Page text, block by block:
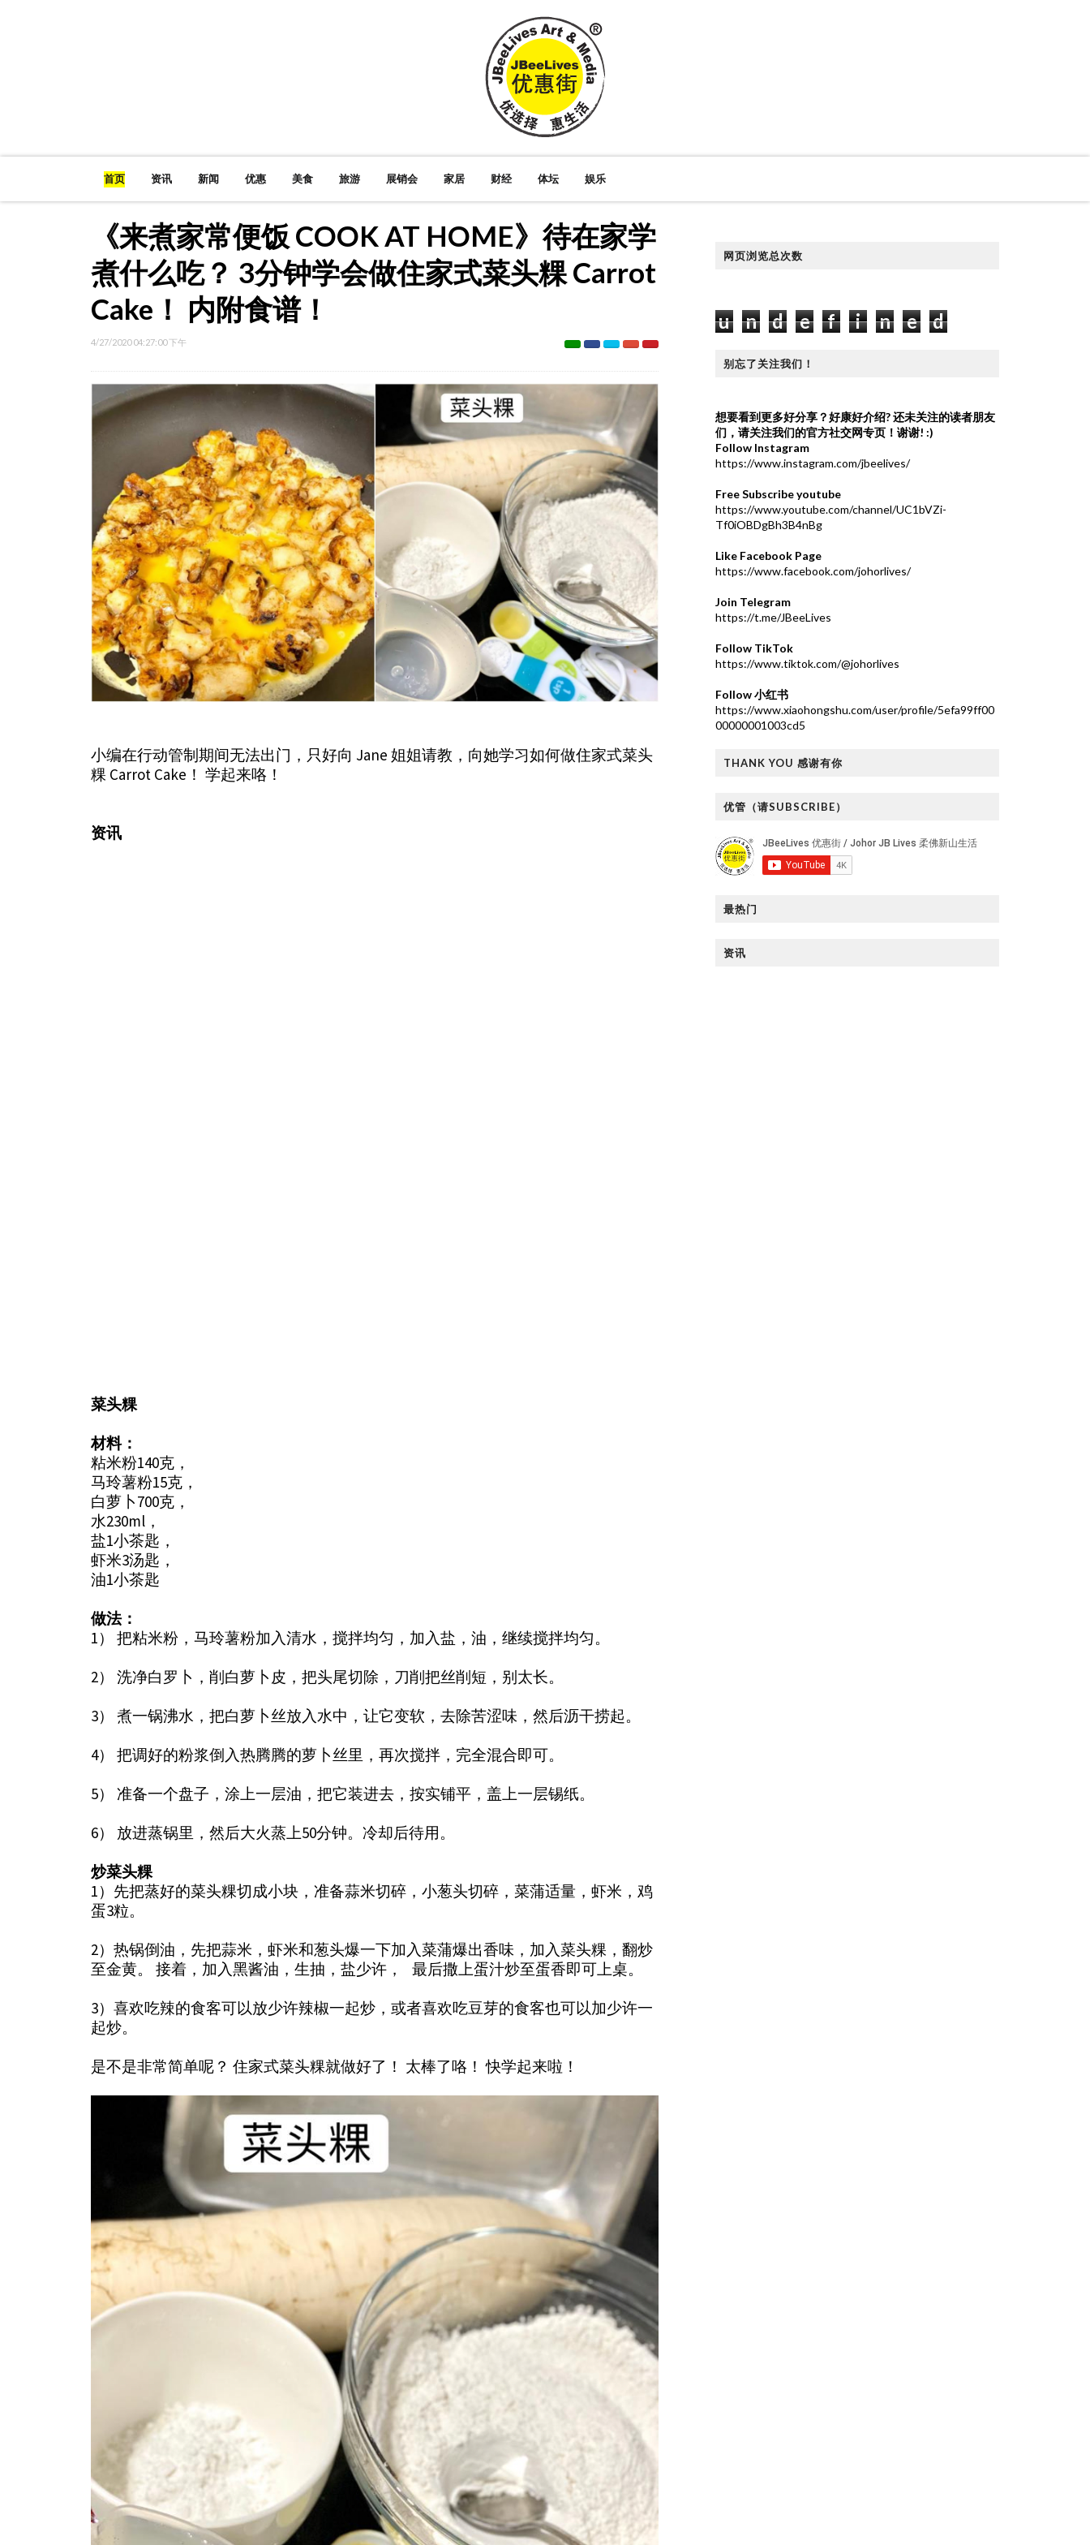
首页 资讯 新闻 优惠 美食 旅游 展销会 家居 财经 体坛 娱乐
《来煮家常便饭 COOK AT HOME》待在家学
煮什么吃？ 3分钟学会做住家式菜头粿 Carrot
Cake！ 内附食谱！
4/27/2020 04:27:00 下午
小编在行动管制期间无法出门，只好向 Jane 姐姐请教，向她学习如何做住家式菜头
粿 Carrot Cake！ 学起来咯！
资讯
菜头粿
材料：
粘米粉140克，
马玲薯粉15克，
白萝卜700克，
水230ml，
盐1小茶匙，
虾米3汤匙，
油1小茶匙
做法：
1） 把粘米粉，马玲薯粉加入清水，搅拌均匀，加入盐，油，继续搅拌均匀。
2） 洗净白罗卜，削白萝卜皮，把头尾切除，刀削把丝削短，别太长。
3） 煮一锅沸水，把白萝卜丝放入水中，让它变软，去除苦涩味，然后沥干捞起。
4） 把调好的粉浆倒入热腾腾的萝卜丝里，再次搅拌，完全混合即可。
5） 准备一个盘子，涂上一层油，把它装进去，按实铺平，盖上一层锡纸。
6） 放进蒸锅里，然后大火蒸上50分钟。冷却后待用。
炒菜头粿
1）先把蒸好的菜头粿切成小块，准备蒜米切碎，小葱头切碎，菜蒲适量，虾米，鸡
蛋3粒。
2）热锅倒油，先把蒜米，虾米和葱头爆一下加入菜蒲爆出香味，加入菜头粿，翻炒
至金黄。 接着，加入黑酱油，生抽，盐少许， 最后撒上蛋汁炒至蛋香即可上桌。
3）喜欢吃辣的食客可以放少许辣椒一起炒，或者喜欢吃豆芽的食客也可以加少许一
起炒。
是不是非常简单呢？ 住家式菜头粿就做好了！ 太棒了咯！ 快学起来啦！
网页浏览总次数
u n d e f i n e d
别忘了关注我们！
想要看到更多好分享？好康好介绍?还未关注的读者朋友
们，请关注我们的官方社交网专页！谢谢! :)
Follow Instagram
https://www.instagram.com/jbeelives/
Free Subscribe youtube
https://www.youtube.com/channel/UC1bVZi-
Tf0iOBDgBh3B4nBg
Like Facebook Page
https://www.facebook.com/johorlives/
Join Telegram
https://t.me/JBeeLives
Follow TikTok
https://www.tiktok.com/@johorlives
Follow 小红书
https://www.xiaohongshu.com/user/profile/5efa99ff00
00000001003cd5
THANK YOU 感谢有你
优管（请SUBSCRIBE）
最热门
资讯